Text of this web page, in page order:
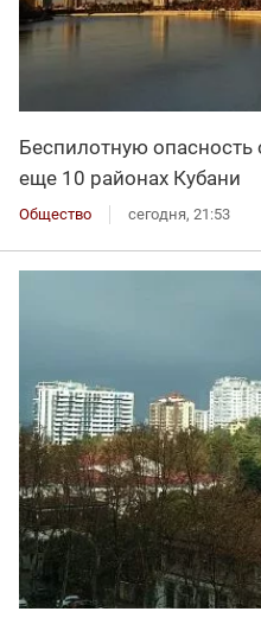
Беспилотную
еще 10 районах Кубани
Общество сегодня, 21:53